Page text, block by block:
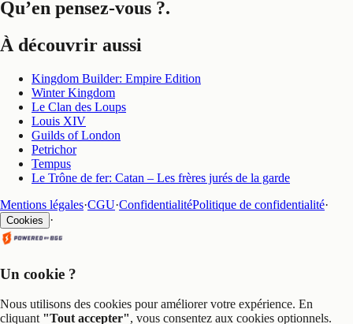
Qu’en pensez-vous ?.
À découvrir aussi
Kingdom Builder: Empire Edition
Winter Kingdom
Le Clan des Loups
Louis XIV
Guilds of London
Petrichor
Tempus
Le Trône de fer: Catan – Les frères jurés de la garde
Mentions légales·CGU·ConfidentialitéPolitique de confidentialité·
Cookies ·
Un cookie ?
Nous utilisons des cookies pour améliorer votre expérience. En
cliquant "Tout accepter", vous consentez aux cookies optionnels.